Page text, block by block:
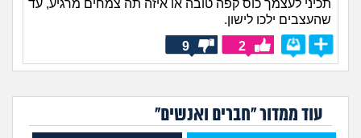
תכיני לעצמך כוס קפה טובה או איזה תה צמחים מרגיע, עד
שהעצבים ילכו לישון.
2
9
עוד ממדור "חברים ואנשים"